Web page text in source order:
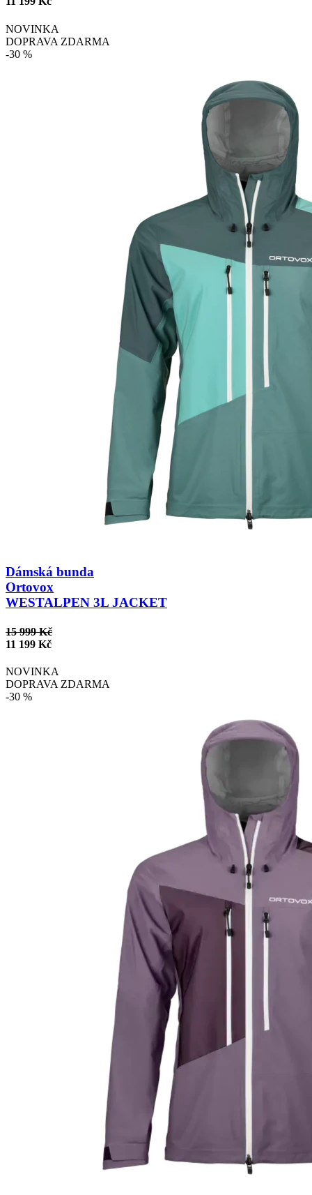
NOVINKA
DOPRAVA ZDARMA
-30 %
Dámská bunda
Ortovox
WESTALPEN 3L JACKET
15 999 Kč
11 199 Kč
NOVINKA
DOPRAVA ZDARMA
-30 %